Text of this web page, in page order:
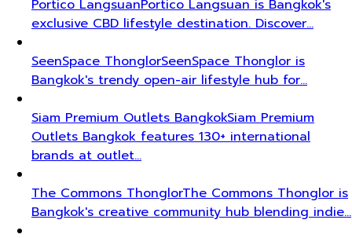
Portico LangsuanPortico Langsuan is Bangkok's
exclusive CBD lifestyle destination. Discover…
SeenSpace ThonglorSeenSpace Thonglor is
Bangkok's trendy open-air lifestyle hub for…
Siam Premium Outlets BangkokSiam Premium
Outlets Bangkok features 130+ international
brands at outlet…
The Commons ThonglorThe Commons Thonglor is
Bangkok's creative community hub blending indie…